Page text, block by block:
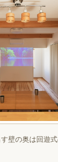
壁の奥は回遊